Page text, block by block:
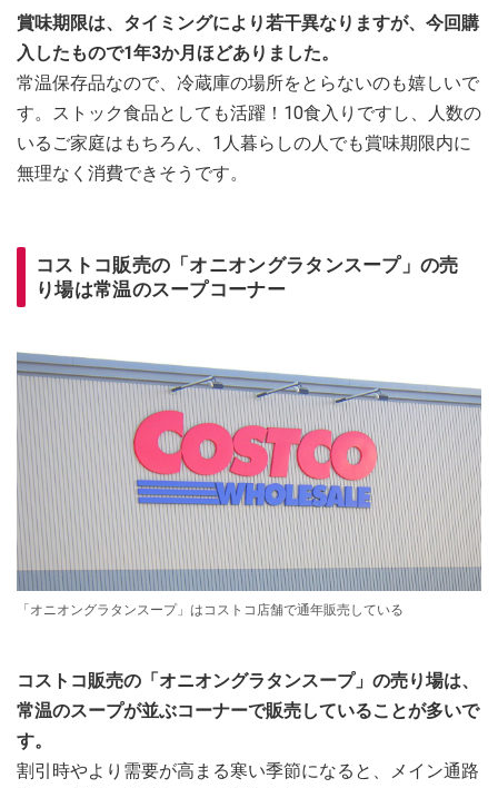
賞味期限は、タイミングにより若干異なりますが、今回購
入したもので1年3か月ほどありました。
常温保存品なので、冷蔵庫の場所をとらないのも嬉しいで
す。ストック食品としても活躍！10食入りですし、人数の
いるご家庭はもちろん、1人暮らしの人でも賞味期限内に
無理なく消費できそうです。
コストコ販売の「オニオングラタンスープ」の売
り場は常温のスープコーナー
「オニオングラタンスープ」はコストコ店舗で通年販売している
コストコ販売の「オニオングラタンスープ」の売り場は、
常温のスープが並ぶコーナーで販売していることが多いで
す。
割引時やより需要が高まる寒い季節になると、メイン通路